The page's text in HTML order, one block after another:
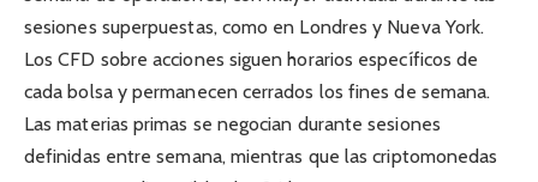
sesiones superpuestas, como en Londres y Nueva York.
Los CFD sobre acciones siguen horarios específicos de
cada bolsa y permanecen cerrados los fines de semana.
Las materias primas se negocian durante sesiones
definidas entre semana, mientras que las criptomonedas